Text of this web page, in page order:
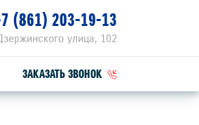
улица, 102
(861) 203-19-13
ЗАКАЗАТЬ ЗВОНОК